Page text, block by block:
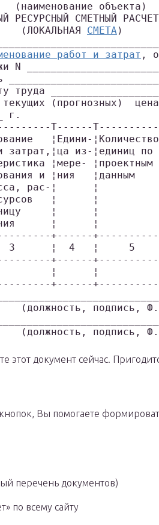
(наименование объекта)
РЕСУРСНЫЙ СМЕТНЫЙ РАСЧЕТ
(ЛОКАЛЬНАЯ
СМЕТА)
работ и затрат ,
N
труда
(прогнозных)
г.
T------
¦Едини-
затрат,¦ца из-¦единиц
¦мере-
и ¦ния   ¦данным
рас-¦      ¦
¦      ¦
¦      ¦          ¦на
¦      ¦
+------
3      ¦  4   ¦     5
+------
¦      ¦
+------
(должность, подпись,
(должность, подпись,
этот документ сейчас.
Вы помогаете
перечень документов)
по всему сайту